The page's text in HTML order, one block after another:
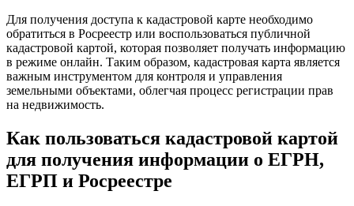
Для получения доступа к кадастровой карте необходимо
обратиться в Росреестр или воспользоваться публичной
кадастровой картой, которая позволяет получать информацию
в режиме онлайн. Таким образом, кадастровая карта является
важным инструментом для контроля и управления
земельными объектами, облегчая процесс регистрации прав
на недвижимость.
Как пользоваться кадастровой картой
для получения информации о ЕГРН,
ЕГРП и Росреестре